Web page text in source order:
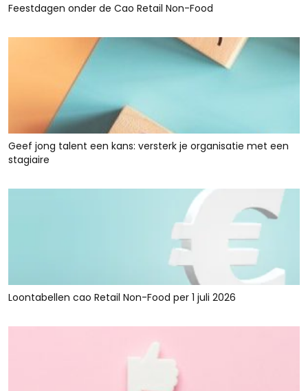
Feestdagen onder de Cao Retail Non-Food
Geef jong talent een kans: versterk je organisatie met een
stagiaire
Loontabellen cao Retail Non-Food per 1 juli 2026